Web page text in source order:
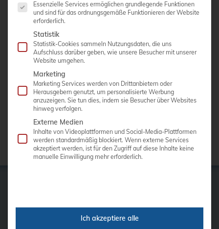
ANGEBOT ANFORDERN
GE
Essenzielle Services ermöglichen grundlegende Funktionen
und sind für das ordnungsgemäße Funktionieren der Website
erforderlich.
Statistik
Statistik-Cookies sammeln Nutzungsdaten, die uns
Aufschluss darüber geben, wie unsere Besucher mit unserer
Website umgehen.
Marketing
Marketing Services werden von Drittanbietern oder
Herausgebern genutzt, um personalisierte Werbung
anzuzeigen. Sie tun dies, indem sie Besucher über Websites
hinweg verfolgen.
Externe Medien
Inhalte von Videoplattformen und Social-Media-Plattformen
werden standardmäßig blockiert. Wenn externe Services
akzeptiert werden, ist für den Zugriff auf diese Inhalte keine
manuelle Einwilligung mehr erforderlich.
Ich akzeptiere alle